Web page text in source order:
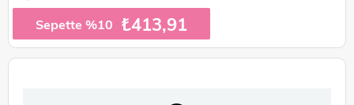
Sepette %10 ₺413,91